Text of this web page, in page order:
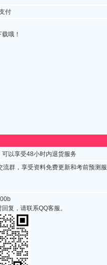
付
哦！
以享受48小时内退货服务
群，享受资料免费更新和考前预测服
复，请联系QQ客服。